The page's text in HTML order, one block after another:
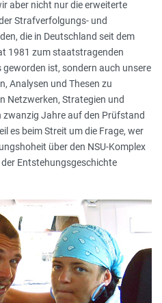
aber nicht nur die erweiterte
Strafverfolgungs- und
die in Deutschland seit dem
1981 zum staatstragenden
ist, sondern auch unsere
Analysen und Thesen zu
Netzwerken, Strategien und
zwanzig Jahre auf den Prüfstand
es beim Streit um die Frage, wer
über den NSU-Komplex
Entstehungsgeschichte